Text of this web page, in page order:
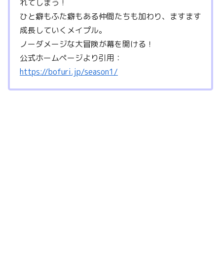
れてしまう！
ひと癖もふた癖もある仲間たちも加わり、ますます
成長していくメイプル。
ノーダメージな大冒険が幕を開ける！
公式ホームページより引用：
https://bofuri.jp/season1/